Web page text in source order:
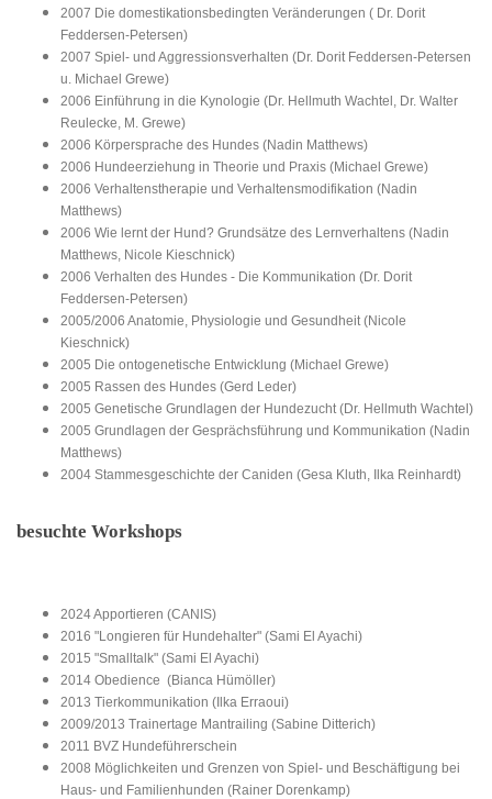
2007 Die domestikationsbedingten Veränderungen ( Dr. Dorit
Feddersen-Petersen)
2007 Spiel- und Aggressionsverhalten (Dr. Dorit Feddersen-Petersen
u. Michael Grewe)
2006 Einführung in die Kynologie (Dr. Hellmuth Wachtel, Dr. Walter
Reulecke, M. Grewe)
2006 Körpersprache des Hundes (Nadin Matthews)
2006 Hundeerziehung in Theorie und Praxis (Michael Grewe)
2006 Verhaltenstherapie und Verhaltensmodifikation (Nadin
Matthews)
2006 Wie lernt der Hund? Grundsätze des Lernverhaltens (Nadin
Matthews, Nicole Kieschnick)
2006 Verhalten des Hundes - Die Kommunikation (Dr. Dorit
Feddersen-Petersen)
2005/2006 Anatomie, Physiologie und Gesundheit (Nicole
Kieschnick)
2005 Die ontogenetische Entwicklung (Michael Grewe)
2005 Rassen des Hundes (Gerd Leder)
2005 Genetische Grundlagen der Hundezucht (Dr. Hellmuth Wachtel)
2005 Grundlagen der Gesprächsführung und Kommunikation (Nadin
Matthews)
2004 Stammesgeschichte der Caniden (Gesa Kluth, Ilka Reinhardt)
besuchte Workshops
2024 Apportieren (CANIS)
2016 "Longieren für Hundehalter" (Sami El Ayachi)
2015 "Smalltalk" (Sami El Ayachi)
2014 Obedience (Bianca Hümöller)
2013 Tierkommunikation (Ilka Erraoui)
2009/2013 Trainertage Mantrailing (Sabine Ditterich)
2011 BVZ Hundeführerschein
2008 Möglichkeiten und Grenzen von Spiel- und Beschäftigung bei
Haus- und Familienhunden (Rainer Dorenkamp)